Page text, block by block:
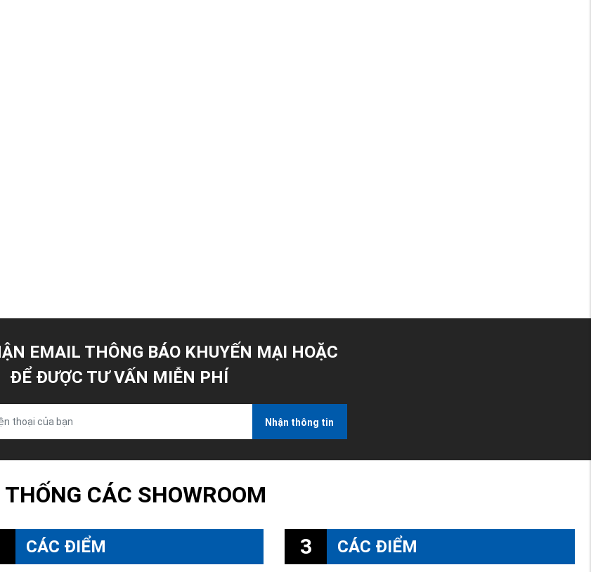
EMAIL THÔNG BÁO KHUYẾN MẠI HOẶC
ĐỂ ĐƯỢC TƯ VẤN MIỄN PHÍ
Nhận thông tin
THỐNG CÁC SHOWROOM
CÁC ĐIỂM 3 CÁC ĐIỂM